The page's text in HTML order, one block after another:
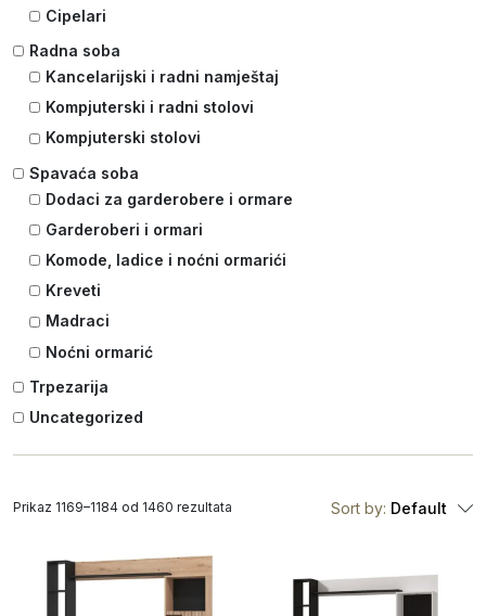
Cipelari
Radna soba
Kancelarijski i radni namještaj
Kompjuterski i radni stolovi
Kompjuterski stolovi
Spavaća soba
Dodaci za garderobere i ormare
Garderoberi i ormari
Komode, ladice i noćni ormarići
Kreveti
Madraci
Noćni ormarić
Trpezarija
Uncategorized
Sort by: Default
Prikaz 1169–1184 od 1460 rezultata